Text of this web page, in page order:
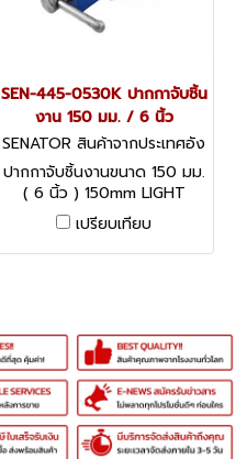
SEN-445-0530K ปากกาจับชิ้น
งาน 150 มม. / 6 นิ้ว
SENATOR สินค้าจากประเทศอัง
กฤษ SEN-445-0530K
ปากกาจับชิ้นงานขนาด 150 มม.
( 6 นิ้ว ) 150mm LIGHT
DUTY BENCH VICE
เปรียบเทียบ